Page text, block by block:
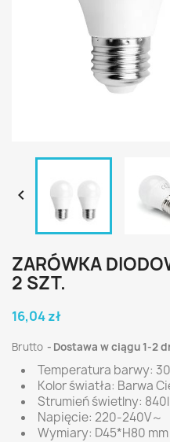

ZARÓWKA
2 SZT.
16,04 zł
Brutto Dostawa w ciągu 1-2
Temperatura barwy:
Kolor światła: Barwa
Strumień świetlny:
Napięcie: 220-240V～
Wymiary: D45*H80 mm